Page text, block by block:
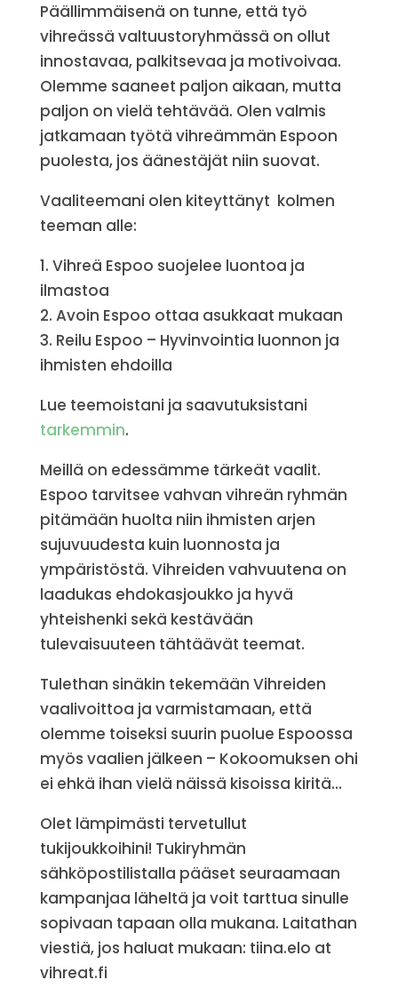
Päällimmäisenä on tunne, että työ
vihreässä valtuustoryhmässä on ollut
innostavaa, palkitsevaa ja motivoivaa.
Olemme saaneet paljon aikaan, mutta
paljon on vielä tehtävää. Olen valmis
jatkamaan työtä vihreämmän Espoon
puolesta, jos äänestäjät niin suovat.
Vaaliteemani olen kiteyttänyt kolmen
teeman alle:
1. Vihreä Espoo suojelee luontoa ja
ilmastoa
2. Avoin Espoo ottaa asukkaat mukaan
3. Reilu Espoo – Hyvinvointia luonnon ja
ihmisten ehdoilla
Lue teemoistani ja saavutuksistani
tarkemmin.
Meillä on edessämme tärkeät vaalit.
Espoo tarvitsee vahvan vihreän ryhmän
pitämään huolta niin ihmisten arjen
sujuvuudesta kuin luonnosta ja
ympäristöstä. Vihreiden vahvuutena on
laadukas ehdokasjoukko ja hyvä
yhteishenki sekä kestävään
tulevaisuuteen tähtäävät teemat.
Tulethan sinäkin tekemään Vihreiden
vaalivoittoa ja varmistamaan, että
olemme toiseksi suurin puolue Espoossa
myös vaalien jälkeen – Kokoomuksen ohi
ei ehkä ihan vielä näissä kisoissa kiritä…
Olet lämpimästi tervetullut
tukijoukkoihini! Tukiryhmän
sähköpostilistalla pääset seuraamaan
kampanjaa läheltä ja voit tarttua sinulle
sopivaan tapaan olla mukana. Laitathan
viestiä, jos haluat mukaan: tiina.elo at
vihreat.fi